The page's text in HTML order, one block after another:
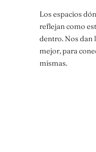
Los espacios
reflejan como
dentro. Nos dan
mejor, para
mismas.